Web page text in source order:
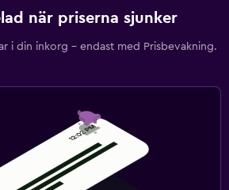
när priserna sjunker
i din inkorg – endast med Prisbevakning.